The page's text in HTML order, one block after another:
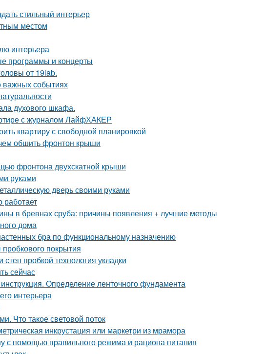
стильный интерьер
местом
интерьера
программы и концерты
от 19lab.
важных событиях
духового шкафа.
с журналом ЛайфХАКЕР
квартиру с свободной планировкой
обшить фронтон крыши
фронтона двухскатной крыши
руками
дверь своими руками
работает
в бревнах сруба: причины появления + лучшие методы
дома
бра по функциональному назначению
покрытия
пробкой технология укладки
сейчас
Определение ленточного фундамента
интерьера
Что такое световой поток
инкрустация или маркетри из мрамора
с помощью правильного режима и рациона питания